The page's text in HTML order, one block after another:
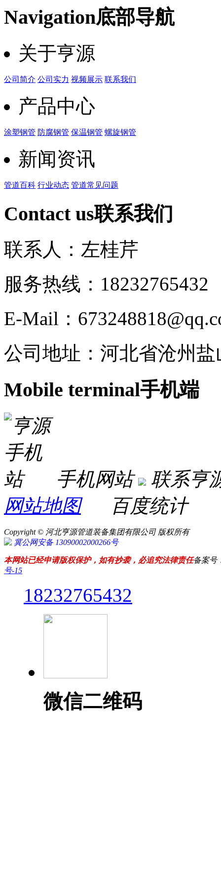
Navigation底部导航
关于亨源
公司简介 公司实力 视频展示 联系我们
产品中心
涂塑钢管 防腐钢管 保温钢管 螺旋钢管
新闻资讯
管道百科 行业动态 管道常见问题
Contact us联系我们
联系人：左桂芹
服务热线：18232765432
E-Mail：
公司地址：河北省沧州
Mobile terminal手机端
手机网站
联系亨
网站地图百度统计
Copyright © 河北亨源管道装备集团有限公司 版权所有
冀公网安备 13090002000266号
本网站已经申请版权保护，如有抄袭，必追究法律责任备案号
号-15
18232765432
微信二维码